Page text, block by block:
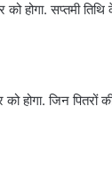
को होगा. सप्तमी
को होगा. जिन पितरों